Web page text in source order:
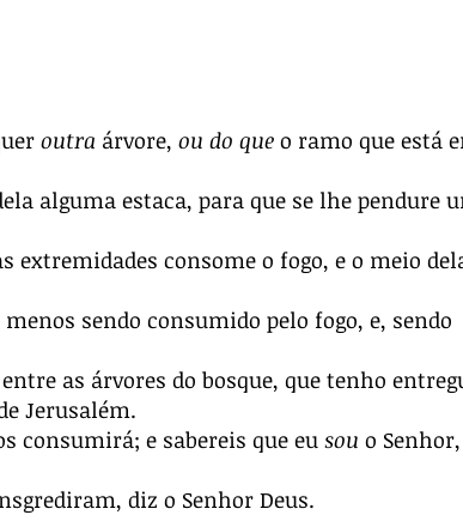
outra árvore, ou do que o ramo que está
alguma estaca, para que se lhe pendure
extremidades consome o fogo, e o meio
sendo consumido pelo fogo, e, sendo
as árvores do bosque, que tenho
Jerusalém.
consumirá; e sabereis que eu sou o Senhor,
diz o Senhor Deus.